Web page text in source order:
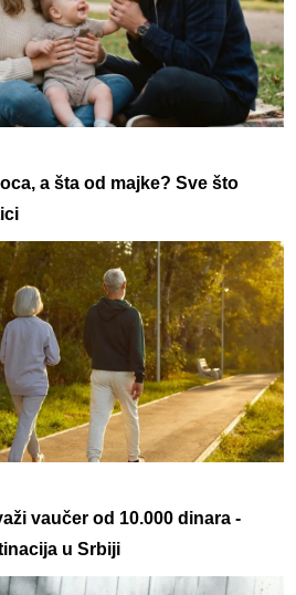
a šta od majke? Sve što
vaučer od 10.000 dinara -
u Srbiji